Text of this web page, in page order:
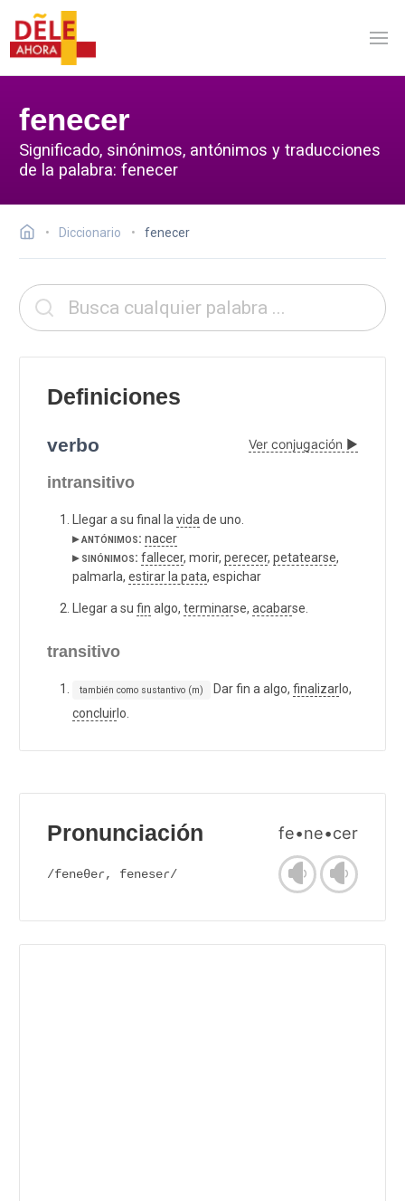
fenecer
Significado, sinónimos, antónimos y traducciones
de la palabra: fenecer
Diccionario fenecer
Definiciones
verbo Ver conjugación ▶
intransitivo
Llegar a su final la vida de uno.
▸ antónimos: nacer
▸ sinónimos: fallecer, morir, perecer, petatearse,
palmarla, estirar la pata, espichar
Llegar a su fin algo, terminarse, acabarse.
transitivo
también como sustantivo (m) Dar fin a algo, finalizarlo,
concluirlo.
Pronunciación fe•ne•cer
/feneθeɾ, feneseɾ/